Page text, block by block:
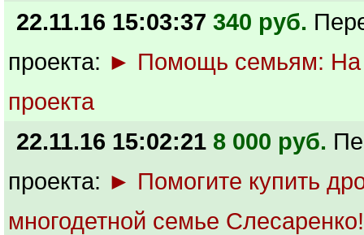
22.11.16 15:03:37 340 руб.
проекта: ► Помощь семьям:
проекта
22.11.16 15:02:21 8 000 руб.
проекта: ► Помогите купить
многодетной семье Слесаренко!